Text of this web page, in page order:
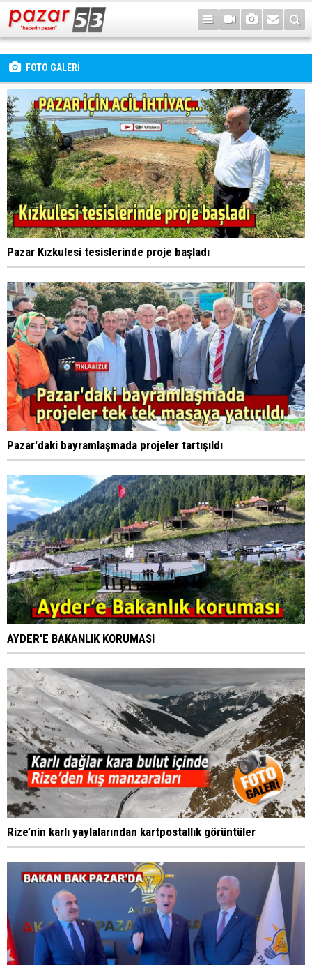
FOTO GALERİ
Pazar Kızkulesi tesislerinde proje başladı
Pazar'daki bayramlaşmada projeler tartışıldı
AYDER'E BAKANLIK KORUMASI
Rize’nin karlı yaylalarından kartpostallık görüntüler